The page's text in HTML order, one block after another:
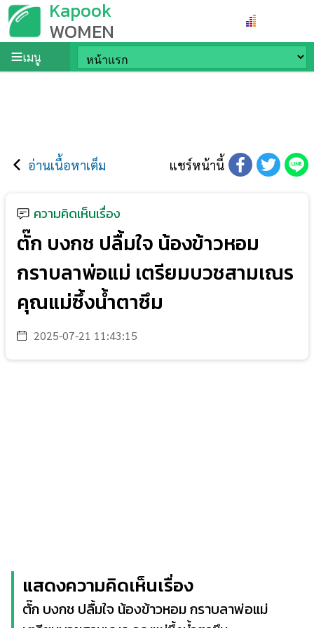
Kapook
WOMEN
เมนู
อ่านเนื้อหาเต็ม แชร์หน้านี้
ความคิดเห็นเรื่อง
ตั๊ก บงกช ปลื้มใจ น้องข้าวหอม
กราบลาพ่อแม่ เตรียมบวชสามเณร
คุณแม่ซึ้งน้ำตาซึม
2025-07-21 11:43:15
แสดงความคิดเห็นเรื่อง
ตั๊ก บงกช ปลื้มใจ น้องข้าวหอม กราบลาพ่อแม่